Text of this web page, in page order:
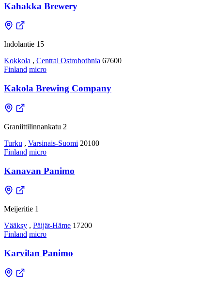
Kahakka Brewery
Indolantie 15
Kokkola , Central Ostrobothnia 67600
Finland micro
Kakola Brewing Company
Graniittilinnankatu 2
Turku , Varsinais-Suomi 20100
Finland micro
Kanavan Panimo
Meijeritie 1
Vääksy , Päijät-Häme 17200
Finland micro
Karvilan Panimo